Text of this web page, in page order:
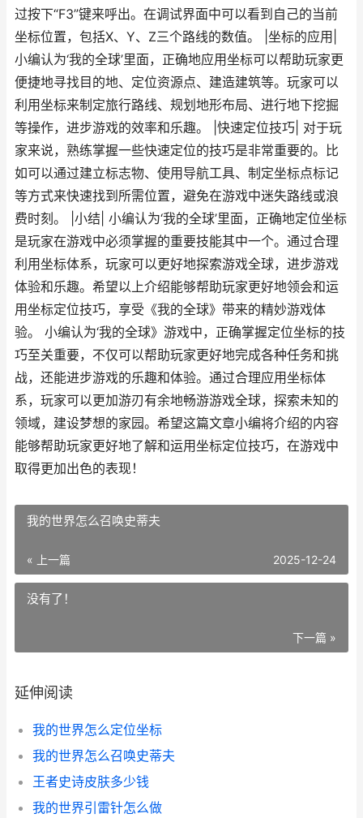
过按下“F3”键来呼出。在调试界面中可以看到自己的当前
坐标位置，包括X、Y、Z三个路线的数值。 |坐标的应用|
小编认为‘我的全球’里面，正确地应用坐标可以帮助玩家更
便捷地寻找目的地、定位资源点、建造建筑等。玩家可以
利用坐标来制定旅行路线、规划地形布局、进行地下挖掘
等操作，进步游戏的效率和乐趣。 |快速定位技巧| 对于玩
家来说，熟练掌握一些快速定位的技巧是非常重要的。比
如可以通过建立标志物、使用导航工具、制定坐标点标记
等方式来快速找到所需位置，避免在游戏中迷失路线或浪
费时刻。 |小结| 小编认为‘我的全球’里面，正确地定位坐标
是玩家在游戏中必须掌握的重要技能其中一个。通过合理
利用坐标体系，玩家可以更好地探索游戏全球，进步游戏
体验和乐趣。希望以上介绍能够帮助玩家更好地领会和运
用坐标定位技巧，享受《我的全球》带来的精妙游戏体
验。 小编认为‘我的全球》游戏中，正确掌握定位坐标的技
巧至关重要，不仅可以帮助玩家更好地完成各种任务和挑
战，还能进步游戏的乐趣和体验。通过合理应用坐标体
系，玩家可以更加游刃有余地畅游游戏全球，探索未知的
领域，建设梦想的家园。希望这篇文章小编将介绍的内容
能够帮助玩家更好地了解和运用坐标定位技巧，在游戏中
取得更加出色的表现！
我的世界怎么召唤史蒂夫
« 上一篇 2025-12-24
没有了！
下一篇 »
延伸阅读
我的世界怎么定位坐标
我的世界怎么召唤史蒂夫
王者史诗皮肤多少钱
我的世界引雷针怎么做